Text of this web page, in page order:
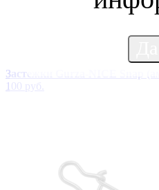
Застежки Gurza-NICE Snap
100 руб.